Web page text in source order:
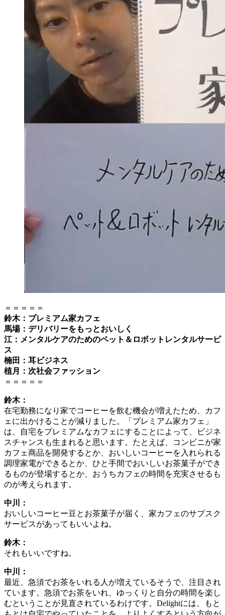
＝＝＝＝＝
鈴木：プレミアム家カフェ
馬場：デリバリーをもっとおいしく
江：メンタルケアのためのペット＆ロボットレンタルサービ
ス
楠田：耳ビジネス
植月：次社会ファッション
＝＝＝＝＝
鈴木：
在宅勤務になり家でコーヒーを飲む機会が増えたため、カフ
ェに出かけることが減りました。「プレミアム家カフェ」
は、自宅をプレミアムなカフェにすることによって、ビジネ
スチャンスも生まれると思います。たとえば、コンビニが家
カフェ商品を開発するとか、おいしいコーヒーを入れられる
調理家電ができるとか、ひと手間でおいしいお茶菓子ができ
るものが登場するとか、おうちカフェの時間を充実させるも
のが考えられます。
中川：
おいしいコーヒー豆とお茶菓子が届く、家カフェのサブスク
サービスがあってもいいよね。
鈴木：
それもいいですね。
中川：
最近、急須でお茶をいれる人が増えているそうで、注目され
ています。急須でお茶をいれ、ゆっくりと自分の時間を楽し
むということが見直されているわけです。Delightには、もと